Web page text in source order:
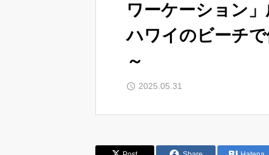
ワーケーション
ハワイのビーチ
～
2025.05.31